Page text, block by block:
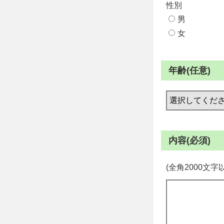
性別
男
女
年齢(任意)
内容(必須)
(全角2000文字